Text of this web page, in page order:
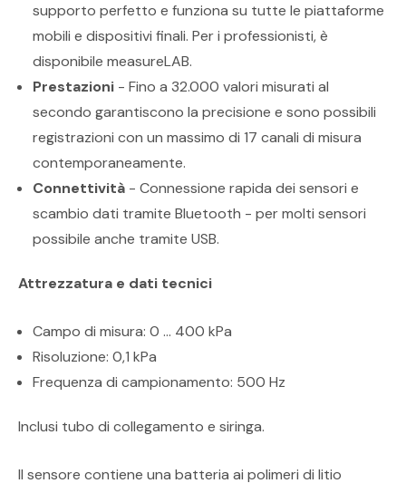
supporto perfetto e funziona su tutte le piattaforme
mobili e dispositivi finali. Per i professionisti, è
disponibile measureLAB.
Prestazioni - Fino a 32.000 valori misurati al
secondo garantiscono la precisione e sono possibili
registrazioni con un massimo di 17 canali di misura
contemporaneamente.
Connettività - Connessione rapida dei sensori e
scambio dati tramite Bluetooth - per molti sensori
possibile anche tramite USB.
Attrezzatura e dati tecnici
Campo di misura: 0 ... 400 kPa
Risoluzione: 0,1 kPa
Frequenza di campionamento: 500 Hz
Inclusi tubo di collegamento e siringa.
Il sensore contiene una batteria ai polimeri di litio